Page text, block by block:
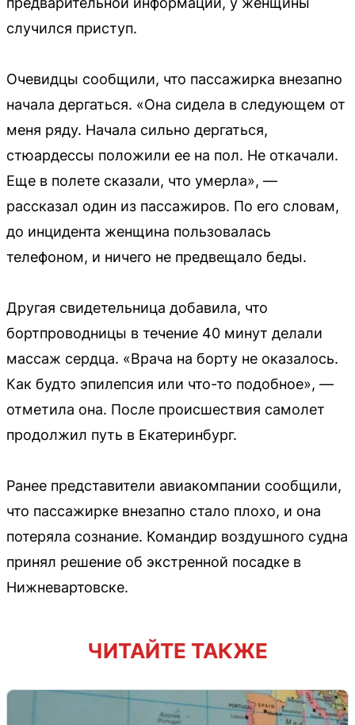
случился приступ.
Очевидцы сообщили, что пассажирка внезапно
начала дергаться. «Она сидела в следующем от
меня ряду. Начала сильно дергаться,
стюардессы положили ее на пол. Не откачали.
Еще в полете сказали, что умерла», —
рассказал один из пассажиров. По его словам,
до инцидента женщина пользовалась
телефоном, и ничего не предвещало беды.
Другая свидетельница добавила, что
бортпроводницы в течение 40 минут делали
массаж сердца. «Врача на борту не оказалось.
Как будто эпилепсия или что-то подобное», —
отметила она. После происшествия самолет
продолжил путь в Екатеринбург.
Ранее представители авиакомпании сообщили,
что пассажирке внезапно стало плохо, и она
потеряла сознание. Командир воздушного судна
принял решение об экстренной посадке в
Нижневартовске.
ЧИТАЙТЕ ТАКЖЕ